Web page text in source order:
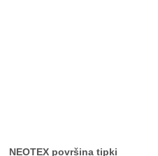
NEOTEX površina tipki